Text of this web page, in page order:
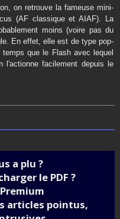
on retrouve la fameuse mini-
(AF classique et AIAF). La
moins (voire pas du
En effet, elle est de type pop-
que le Flash avec lequel
l'actionne facilement depuis le
a plu ?
le PDF ?
articles pointus,